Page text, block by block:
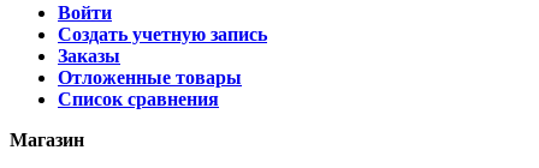
Войти
Создать учетную запись
Заказы
Отложенные товары
Список сравнения
Магазин